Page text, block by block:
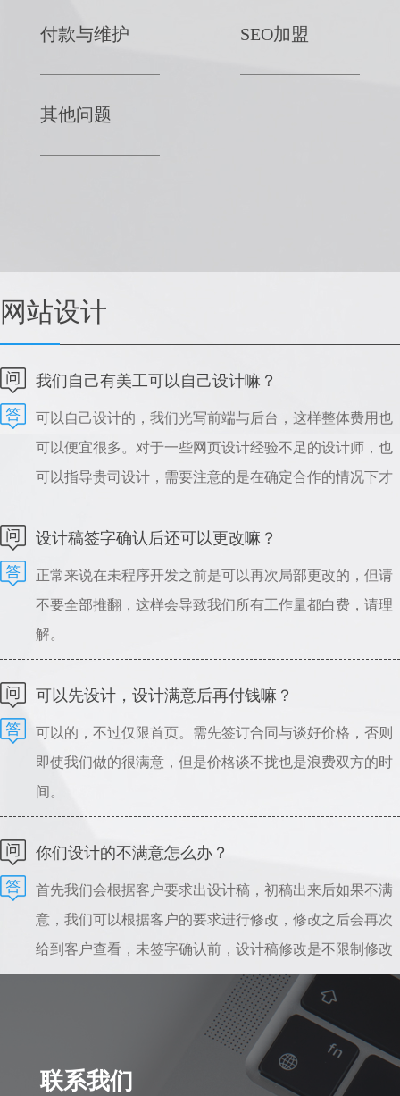
付款与维护 SEO加盟
其他问题
网站设计
我们自己有美工可以自己设计嘛？
可以自己设计的，我们光写前端与后台，这样整体费用也
可以便宜很多。对于一些网页设计经验不足的设计师，也
可以指导贵司设计，需要注意的是在确定合作的情况下才
可以指导设计，请理解。
设计稿签字确认后还可以更改嘛？
正常来说在未程序开发之前是可以再次局部更改的，但请
不要全部推翻，这样会导致我们所有工作量都白费，请理
解。
可以先设计，设计满意后再付钱嘛？
可以的，不过仅限首页。需先签订合同与谈好价格，否则
即使我们做的很满意，但是价格谈不拢也是浪费双方的时
间。
你们设计的不满意怎么办？
首先我们会根据客户要求出设计稿，初稿出来后如果不满
意，我们可以根据客户的要求进行修改，修改之后会再次
给到客户查看，未签字确认前，设计稿修改是不限制修改
次数的。所以只要能给到准确的修改意见，是不会存在设
计一直不满意的情况。若初稿我司设计人员理解错误，相
差较大，我司愿意从头做起，之前的全部工作量我们愿意
自行承担。
联系我们